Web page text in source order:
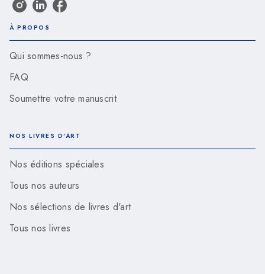
À PROPOS
Qui sommes-nous ?
FAQ
Soumettre votre manuscrit
NOS LIVRES D'ART
Nos éditions spéciales
Tous nos auteurs
Nos sélections de livres d'art
Tous nos livres